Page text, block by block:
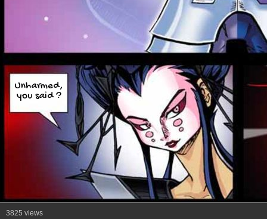
Unharmed,
you said ?
3825 views